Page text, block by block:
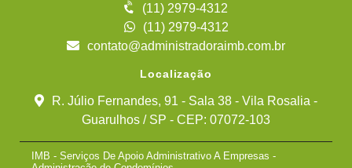
(11) 2979-4312
(11) 2979-4312
contato@administradoraimb.com.br
Localização
R. Júlio Fernandes, 91 - Sala 38 - Vila Rosalia -
Guarulhos / SP - CEP: 07072-103
IMB - Serviços De Apoio Administrativo A Empresas -